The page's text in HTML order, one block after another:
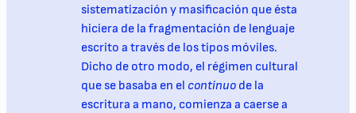
sistematización y masificación que ésta
hiciera de la fragmentación de lenguaje
escrito a través de los tipos móviles.
Dicho de otro modo, el régimen cultural
que se basaba en el continuo de la
escritura a mano, comienza a caerse a